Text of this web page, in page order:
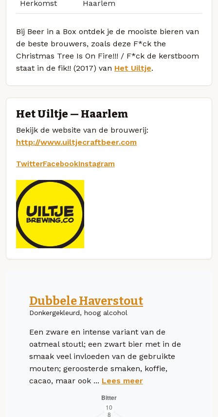
Herkomst Haarlem
Bij Beer in a Box ontdek je de mooiste bieren van
de beste brouwers, zoals deze F*ck the
Christmas Tree Is On Fire!!! / F*ck de kerstboom
staat in de fik!! (2017) van Het Uiltje.
Het Uiltje — Haarlem
Bekijk de website van de brouwerij:
http://www.uiltjecraftbeer.com
TwitterFacebookInstagram
Dubbele Haverstout
Donkergekleurd, hoog alcohol
Een zware en intense variant van de
oatmeal stoutl; een zwart bier met in de
smaak veel invloeden van de gebruikte
mouten; geroosterde smaken, koffie,
cacao, maar ook ... Lees meer